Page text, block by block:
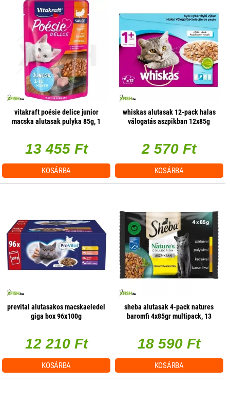
vitakraft poésie delice junior
macska alutasak pulyka 85g, 1
13 455 Ft
KOSÁRBA
whiskas alutasak 12-pack halas
válogatás aszpikban 12x85g
2 570 Ft
KOSÁRBA
prevital alutasakos macskaeledel
giga box 96x100g
12 210 Ft
KOSÁRBA
sheba alutasak 4-pack natures
baromfi 4x85gr multipack, 13
18 590 Ft
KOSÁRBA